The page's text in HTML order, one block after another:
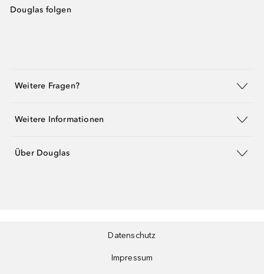
Douglas folgen
Weitere Fragen?
Weitere Informationen
Über Douglas
Datenschutz
Impressum